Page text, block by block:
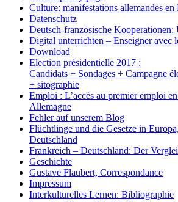
Culture: manifestations allemandes en
Datenschutz
Deutsch-französische Kooperationen:
Digital unterrichten – Enseigner avec
Download
Election présidentielle 2017 :
Candidats + Sondages + Campagne
+ sitographie
Emploi : L’accès au premier emploi
Allemagne
Fehler auf unserem Blog
Flüchtlinge und die Gesetze in
Deutschland
Frankreich – Deutschland: Der
Geschichte
Gustave Flaubert, Correspondance
Impressum
Interkulturelles Lernen: Bibliographie